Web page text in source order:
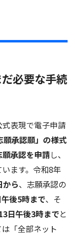
必要な手続
表現で電子申請
願承認願」の様式
願承認を申請し、
ます。令和8年
ら、志願承認の
後5時まで、そ
日午後3時までと
「全部ネット